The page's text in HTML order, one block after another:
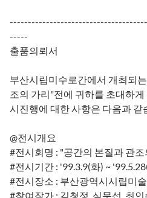
-----
출품의뢰서
부산시립미수로간에서 개최되
조의 가리"전에 귀하를 초대하
시진행에 대한 사항은 다음과 같
@전시개요
#전시회명 : "공간의 본질과 관조
#전시기간 : '99.3.9(화) ~
#전시장소 : 부산광역시시립미
#참여작가 : 김청정, 심문섭, 최인